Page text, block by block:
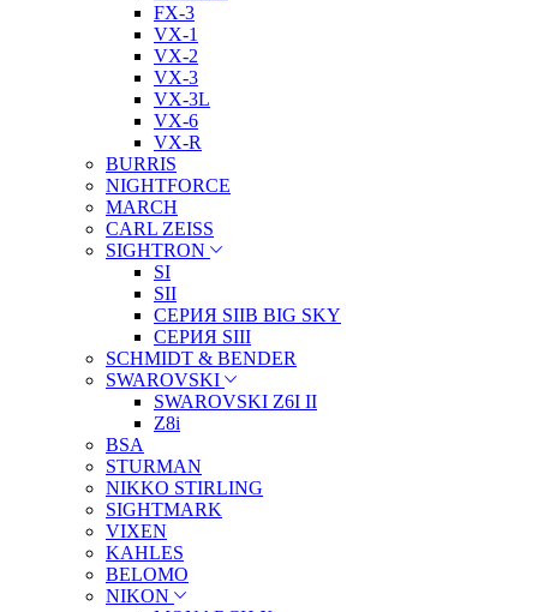
FX-3
VX-1
VX-2
VX-3
VX-3L
VX-6
VX-R
BURRIS
NIGHTFORCE
MARCH
CARL ZEISS
SIGHTRON
SI
SII
СЕРИЯ SIIB BIG SKY
СЕРИЯ SIII
SCHMIDT & BENDER
SWAROVSKI
SWAROVSKI Z6I II
Z8i
BSA
STURMAN
NIKKO STIRLING
SIGHTMARK
VIXEN
KAHLES
BELOMO
NIKON